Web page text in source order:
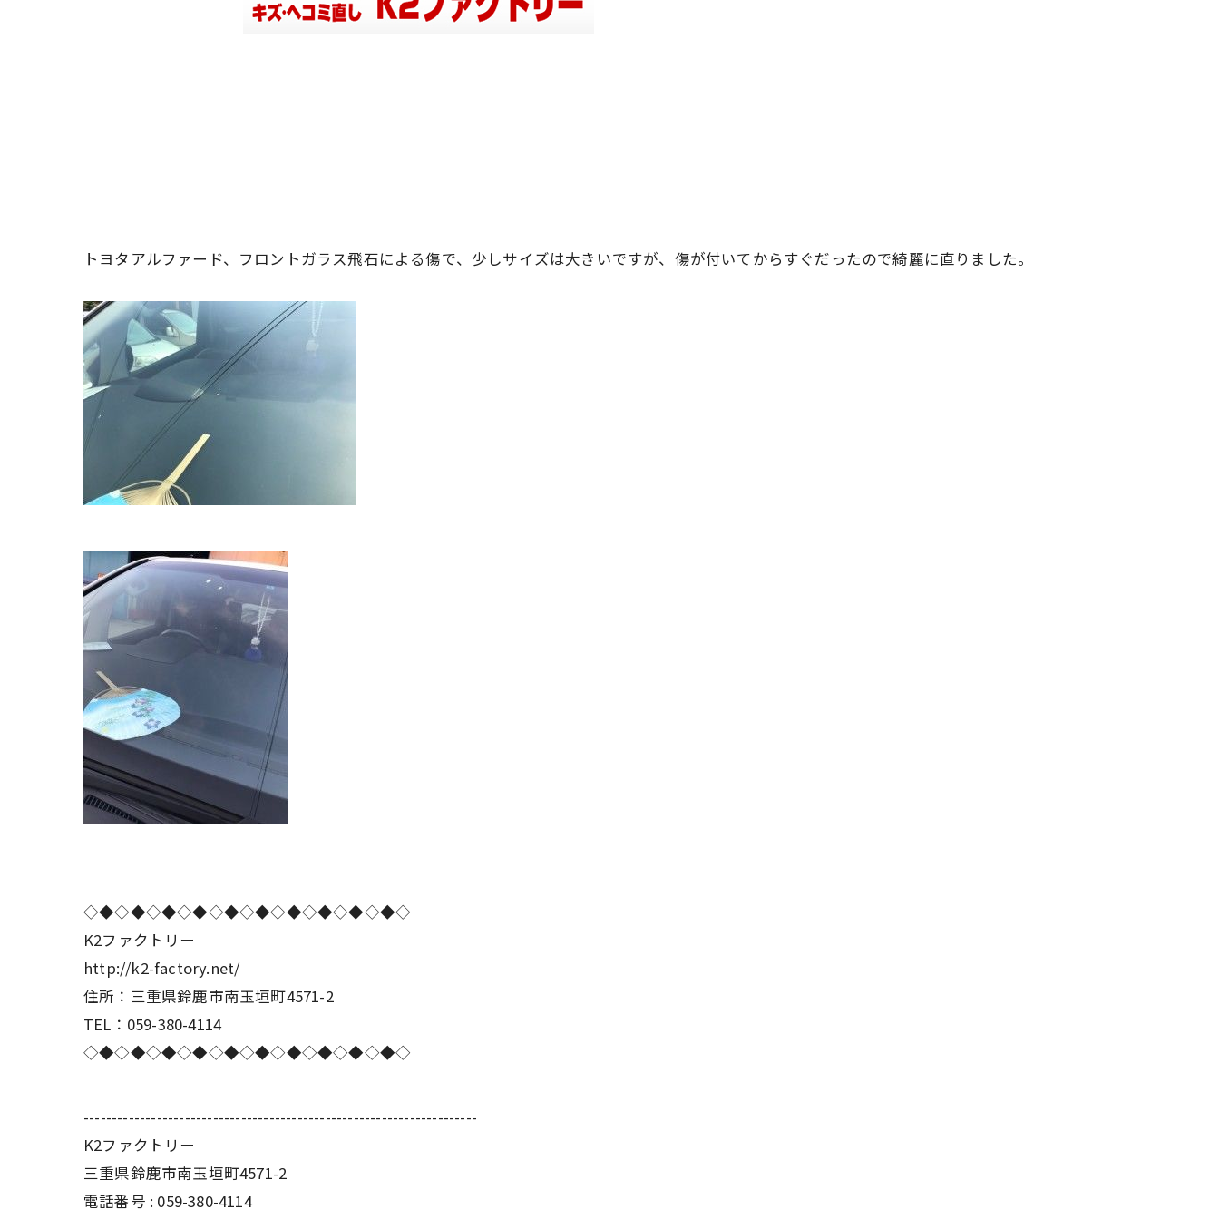
トヨタアルファード、フロントガラス飛石による傷で、少しサイズは大きいですが、傷が付いてからすぐだったので綺麗に直りました。
◇◆◇◆◇◆◇◆◇◆◇◆◇◆◇◆◇◆◇◆◇
K2ファクトリー
http://k2-factory.net/
住所：三重県鈴鹿市南玉垣町4571-2
TEL：059-380-4114
◇◆◇◆◇◆◇◆◇◆◇◆◇◆◇◆◇◆◇◆◇
----------------------------------------------------------------------
K2ファクトリー
三重県鈴鹿市南玉垣町4571-2
電話番号 : 059-380-4114